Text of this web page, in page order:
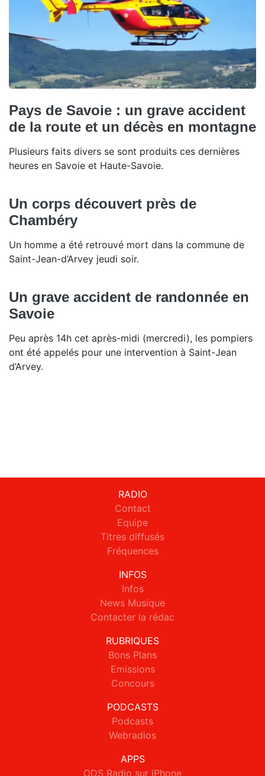
Pays de Savoie : un grave accident
de la route et un décès en montagne
Plusieurs faits divers se sont produits ces dernières
heures en Savoie et Haute-Savoie.
Un corps découvert près de
Chambéry
Un homme a été retrouvé mort dans la commune de
Saint-Jean-d’Arvey jeudi soir.
Un grave accident de randonnée en
Savoie
Peu après 14h cet après-midi (mercredi), les pompiers
ont été appelés pour une intervention à Saint-Jean
d’Arvey.
RADIO
Contact
Equipe
Titres diffusés
Fréquences
INFOS
Infos
News Musique
Contacter la rédac
RUBRIQUES
Bons Plans
Emissions
Concours
PODCASTS
Podcasts
Webradios
APPS
ODS Radio sur iPhone